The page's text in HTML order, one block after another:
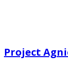
Project